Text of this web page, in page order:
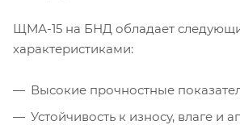
ЩМА-15 на БНД обладает
характеристиками:
Высокие прочностные
Устойчивость к износу, влаге и